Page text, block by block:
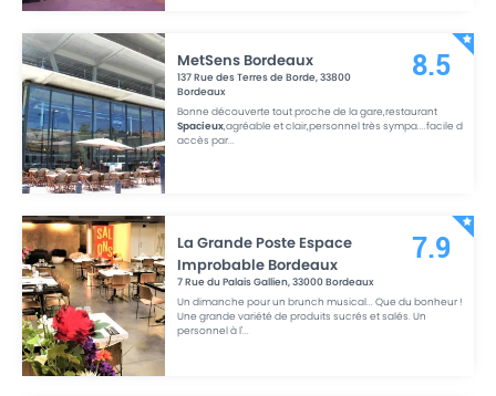
MetSens Bordeaux
137 Rue des Terres de Borde,33800
Bordeaux
Bonne découverte tout proche de la gare,restaurant
Spacieux,agréable et clair,personnel très sympa....facile d
accès par...
8.5
La Grande Poste Espace
Improbable Bordeaux
7 Rue du Palais Gallien,33000Bordeaux
Un dimanche pour un brunch musical... Que du bonheur !
Une grande variété de produits sucrés et salés. Un
personnel à l'...
7.9